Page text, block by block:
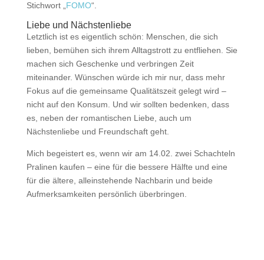
Stichwort „ FOMO“.
Liebe und Nächstenliebe
Letztlich ist es eigentlich schön: Menschen, die sich
lieben, bemühen sich ihrem Alltagstrott zu entfliehen. Sie
machen sich Geschenke und verbringen Zeit
miteinander. Wünschen würde ich mir nur, dass mehr
Fokus auf die gemeinsame Qualitätszeit gelegt wird –
nicht auf den Konsum. Und wir sollten bedenken, dass
es, neben der romantischen Liebe, auch um
Nächstenliebe und Freundschaft geht.
Mich begeistert es, wenn wir am 14.02. zwei Schachteln
Pralinen kaufen – eine für die bessere Hälfte und eine
für die ältere, alleinstehende Nachbarin und beide
Aufmerksamkeiten persönlich überbringen.